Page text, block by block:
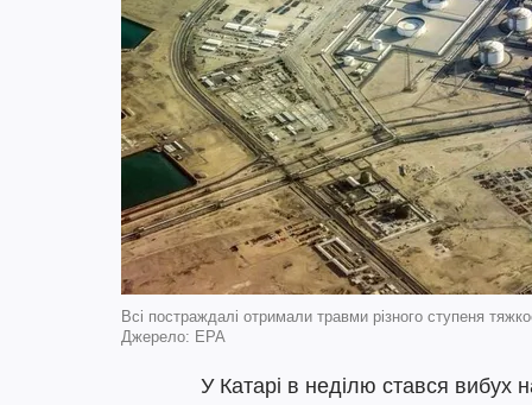
Всі постраждалі отримали травми різного ступеня
Джерело: EPA
У Катарі в неділю стався вибух